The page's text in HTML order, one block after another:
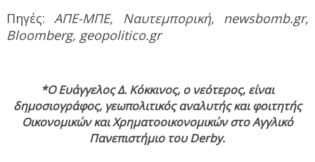
Πηγές:ΑΠΕ-ΜΠΕ, Ναυτεμπορική, newsbomb.gr,
Bloomberg, geopolitico.gr
*O Ευάγγελος Δ. Κόκκινος, ο νεότερος, είναι
δημοσιογράφος, γεωπολιτικός αναλυτής και φοιτητής
Οικονομικών και Χρηματοοικονομικών στο Αγγλικό
Πανεπιστήμιο τουDerby.